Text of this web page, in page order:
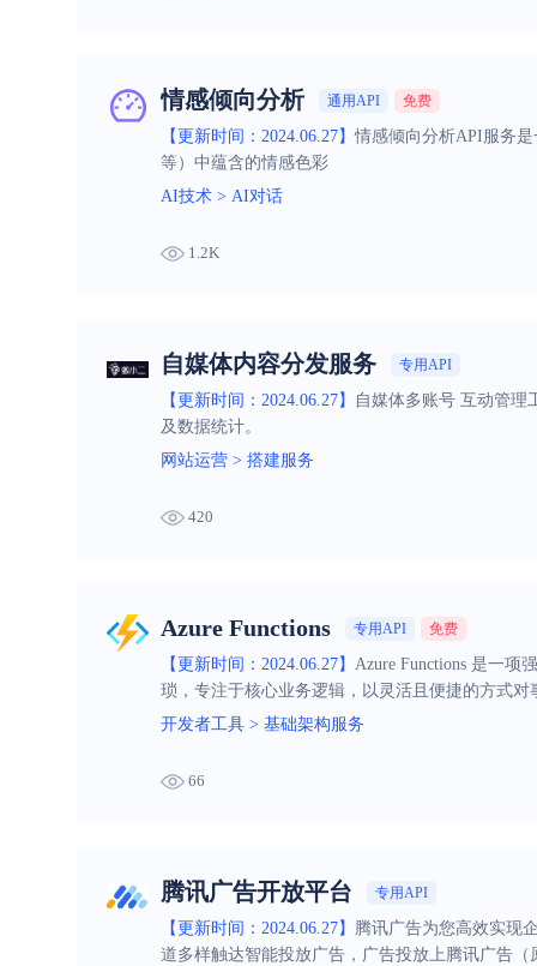
情感倾向分析 通用API 免费
【更新时间：2024.06.27】情感倾向分析API服务
等）中蕴含的情感色彩
AI技术 > AI对话
1.2K
自媒体内容分发服务 专用API
【更新时间：2024.06.27】
自媒体多账号 互动管理
及数据统计。
网站运营 > 搭建服务
420
Azure Functions 专用API 免费
【更新时间：2024.06.27】 Azure Functions 是一项
琐，专注于核心业务逻辑，以灵活且便捷的方式
开发者工具 > 基础架构服务
66
腾讯广告开放平台 专用API
【更新时间：2024.06.27】
腾讯广告为您高效实现
道多样触达智能投放广告，广告投放上腾讯广告（